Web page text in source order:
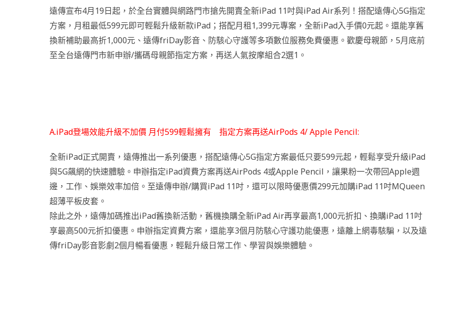
遠傳宣布4月19日起，於全台實體與網路門市搶先開賣全新iPad 11吋與iPad Air系列！搭配遠傳心5G指定
方案，月租最低599元即可輕鬆升級新款iPad；搭配月租1,399元專案，全新iPad入手價0元起。還能享舊
換新補助最高折1,000元、遠傳friDay影音、防駭心守護等多項數位服務免費優惠。歡慶母親節，5月底前
至全台遠傳門市新申辦/攜碼母親節指定方案，再送人氣按摩組合2選1。
A.iPad登場效能升級不加價 月付599輕鬆擁有 指定方案再送AirPods 4/ Apple Pencil:
全新iPad正式開賣，遠傳推出一系列優惠，搭配遠傳心5G指定方案最低只要599元起，輕鬆享受升級iPad
與5G飆網的快速體驗。申辦指定iPad資費方案再送AirPods 4或Apple Pencil，讓果粉一次帶回Apple週
邊，工作、娛樂效率加倍。至遠傳申辦/購買iPad 11吋，還可以限時優惠價299元加購iPad 11吋MQueen
超薄平板皮套。
除此之外，遠傳加碼推出iPad舊換新活動，舊機換購全新iPad Air再享最高1,000元折扣、換購iPad 11吋
享最高500元折扣優惠。申辦指定資費方案，還能享3個月防駭心守護功能優惠，遠離上網毒駭騙，以及遠
傳friDay影音影劇2個月暢看優惠，輕鬆升級日常工作、學習與娛樂體驗。